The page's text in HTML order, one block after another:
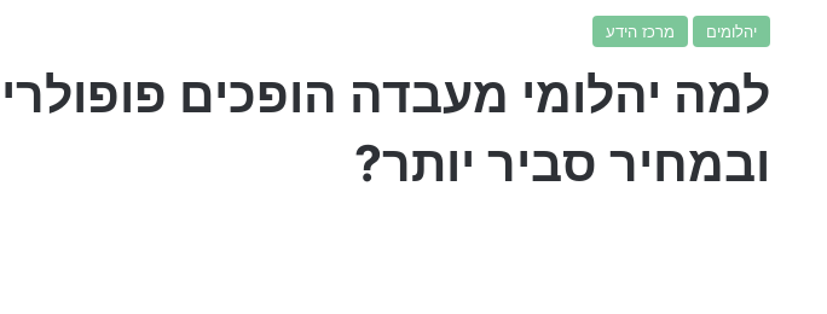
יהלומים מרכז הידע
למה יהלומי מעבדה הופכים
ובמחיר סביר יותר?